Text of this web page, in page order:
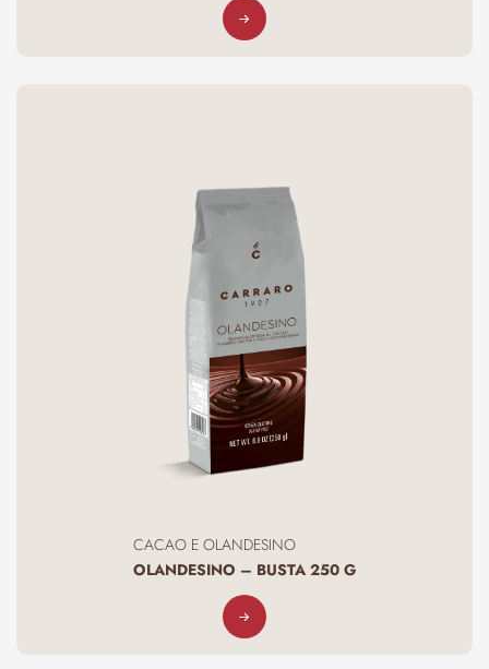
CACAO E OLANDESINO
OLANDESINO – BUSTA 250 G